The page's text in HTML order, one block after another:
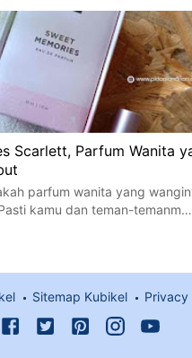
Scarlett, Parfum Wanita
parfum wanita yang
kamu dan teman-temanm…
Sitemap Kubikel Privacy